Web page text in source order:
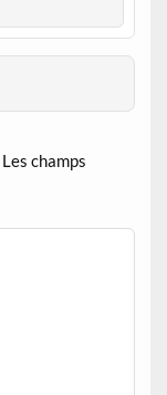
Les champs